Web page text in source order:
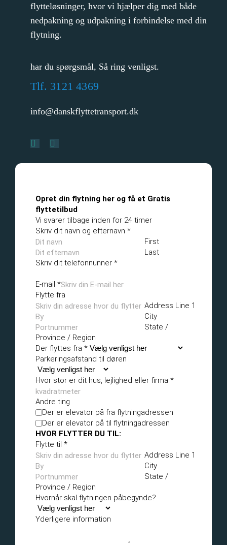
flytteløsninger, hvor vi hjælper dig med både
nedpakning og udpakning i forbindelse med din
flytning.
har du spørgsmål, Så ring venligst.
Tlf. 3121 4369
info@danskflyttetransport.dk
Opret din flytning her og få et Gratis
flyttetilbud
Vi svarer tilbage inden for 24 timer
Skriv dit navn og efternavn *
First
Last
Skriv dit telefonnunner *
E-mail *
Flytte fra
Address Line 1
City
State /
Province / Region
Der flyttes fra *
Parkeringsafstand til døren
Hvor stor er dit hus, lejlighed eller firma *
Andre ting
Der er elevator på fra flytningadressen
Der er elevator på til flytningadressen
HVOR FLYTTER DU TIL:
Flytte til *
Address Line 1
City
State /
Province / Region
Hvornår skal flytningen påbegynde?
Yderligere information